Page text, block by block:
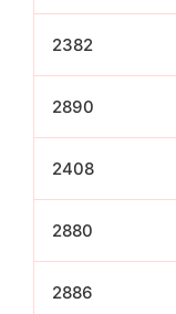
2382
2890
2408
2880
2886